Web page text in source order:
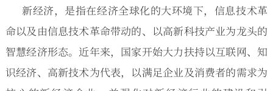
新经济，是指在经济全球化的大环境下，信息技术革
命以及由信息技术革命带动的、以高新科技产业为龙头的
智慧经济形态。近年来，国家开始大力扶持以互联网、知
识经济、高新技术为代表，以满足企业及消费者的需求为